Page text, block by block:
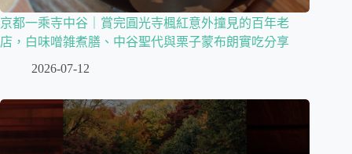
京都一乘寺中谷｜賞完圓光寺楓紅意外撞見的百年老
店，白味噌雑煮膳、中谷聖代與栗子蒙布朗實吃分享
2026-07-12